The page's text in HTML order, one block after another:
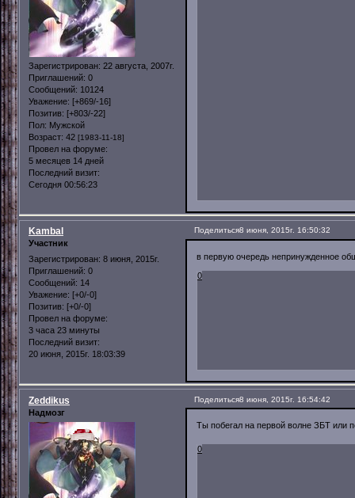
Зарегистрирован: 22 августа, 2007г.
Приглашений: 0
Сообщений: 10124
Уважение: [+869/-16]
Позитив: [+803/-22]
Пол: Мужской
Возраст: 42 [1983-11-18]
Провел на форуме:
5 месяцев 14 дней
Последний визит:
Сегодня 00:56:23
Поделиться8 июня, 2015г. 16:50:32
Kambal
Участник
Зарегистрирован: 8 июня, 2015г.
Приглашений: 0
Сообщений: 14
Уважение: [+0/-0]
Позитив: [+0/-0]
Провел на форуме:
3 часа 23 минуты
Последний визит:
20 июня, 2015г. 18:03:39
в первую очередь непринужденное
0
Поделиться8 июня, 2015г. 16:54:42
Zeddikus
Надмозг
Ты побегал на первой волне ЗБТ или
0